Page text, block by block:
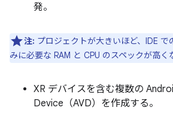
発。
注: プロジェクトが大きいほど、IDE
みに必要な RAM と CPU のスペックが高く
XR デバイスを含む複数の
Device（AVD）を作成する。